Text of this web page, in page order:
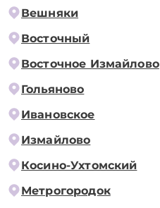
Вешняки
Восточный
Восточное Измайлово
Гольяново
Ивановское
Измайлово
Косино-Ухтомский
Метрогородок